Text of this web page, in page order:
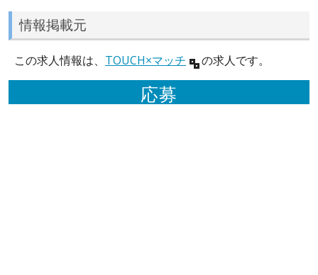
情報掲載元
この求人情報は、 TOUCH×マッチ の求人です。
応募